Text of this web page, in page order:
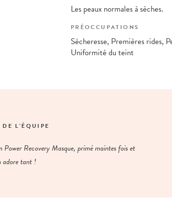
Les peaux normales à sèches.
PRÉOCCUPATIONS
Sécheresse, Premières rides,
Uniformité du teint
DE L'ÉQUIPE
Recovery Masque, primé maintes fois et
adore tant !